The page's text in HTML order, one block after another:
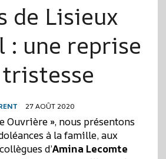
de Lisieux
: une reprise
27 AOÛT 2020
Ouvrière », nous présentons
à la famille, aux
d’Amina Lecomte